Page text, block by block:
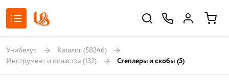
Унибелус Каталог (58246)
Инструмент и оснастка (132) Степлеры и скобы (5)